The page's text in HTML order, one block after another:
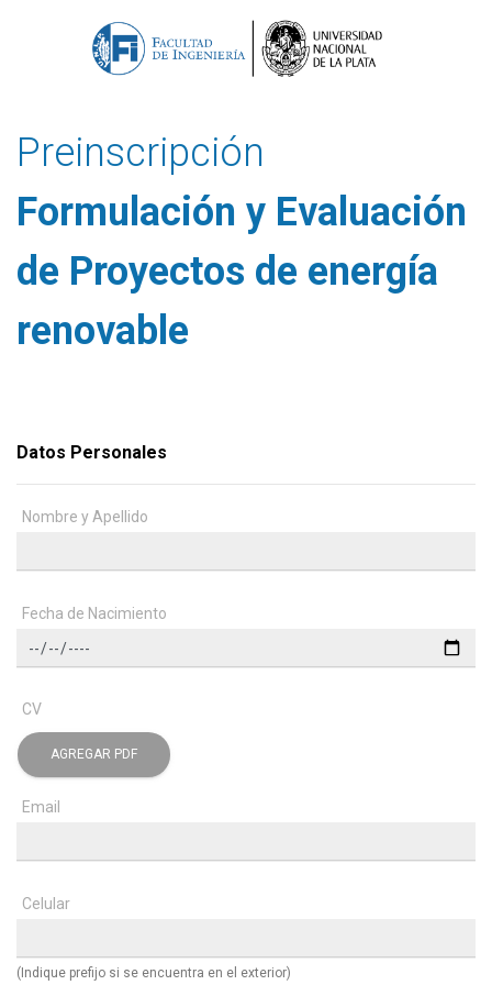
Preinscripción
Formulación y Evaluación
de Proyectos de energía
renovable
Datos Personales
Nombre y Apellido
Fecha de Nacimiento
CV
AGREGAR PDF
Email
Celular
(Indique prefijo si se encuentra en el exterior)